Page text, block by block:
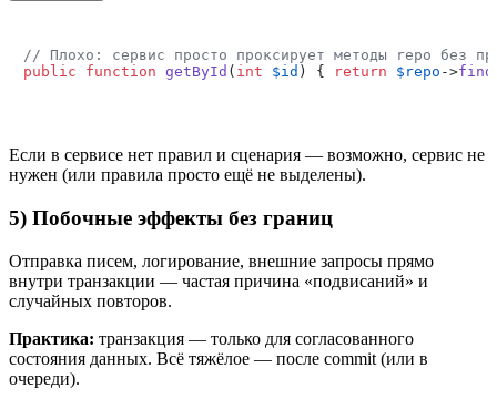
// Плохо: сервис просто проксирует методы repo без
public
function getById ( int $id ) { return $repo ->
Если в сервисе нет правил и сценария — возможно, сервис не
нужен (или правила просто ещё не выделены).
5) Побочные эффекты без границ
Отправка писем, логирование, внешние запросы прямо
внутри транзакции — частая причина «подвисаний» и
случайных повторов.
Практика: транзакция — только для согласованного
состояния данных. Всё тяжёлое — после commit (или в
очереди).